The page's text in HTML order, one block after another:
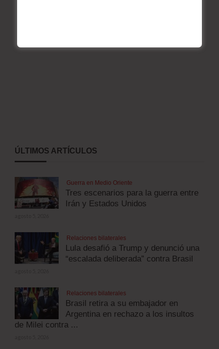
ÚLTIMOS ARTÍCULOS
Guerra en Medio Oriente
Tres escenarios para la guerra entre
Irán y Estados Unidos
Relaciones bilaterales
Lula desafió a Trump y denunció una
“escalada deliberada” contra Brasil
Relaciones bilaterales
Brasil retira a su embajador en
Argentina en rechazo a los insultos
de Milei contra ...